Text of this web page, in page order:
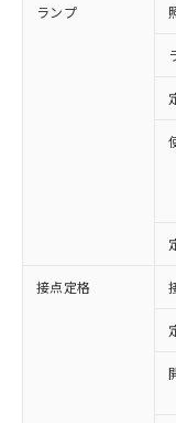
ランプ
接点定格
ご利
以下の条
対応済
非含有に
対応予定：
有に対応
対応予定
非含有に